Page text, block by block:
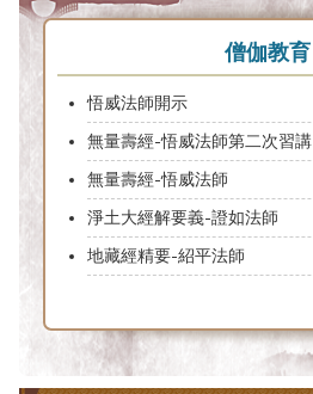
僧伽教育
悟威法師開示
無量壽經-悟威法師第二次習講
無量壽經-悟威法師
淨土大經解要義-證如法師
地藏經精要-紹平法師